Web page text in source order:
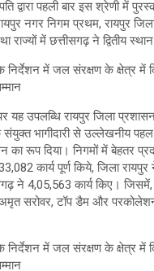
द्वारा पहली बार इस श्रेणी में
नगर निगम प्रथम, रायपुर
राज्यों में छत्तीसगढ़ ने द्वितीय
यह उपलब्धि रायपुर जिला
भागीदारी से उल्लेखनीय
रूप दिया। निगमों में बेहतर
कार्य पूर्ण किये, जिला रायपुर
ने 4,05,563 कार्य किए। जिसमें,
अमृत सरोवर, टॉप डैम और